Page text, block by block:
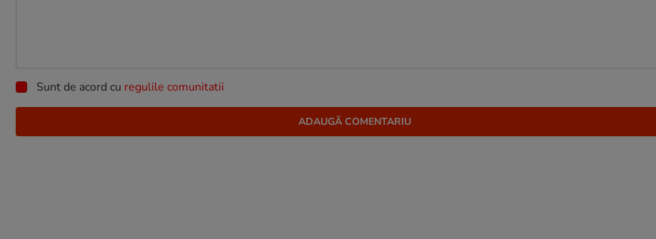
Sunt de acord cu regulile comunitatii